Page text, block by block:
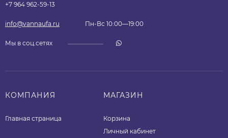
+7 964 962-59-13
info@vannaufa.ru Пн-Вс 10:00—19:00
Мы в соц.сетях
КОМПАНИЯ
Главная страница
МАГАЗИН
Корзина
Личный кабинет